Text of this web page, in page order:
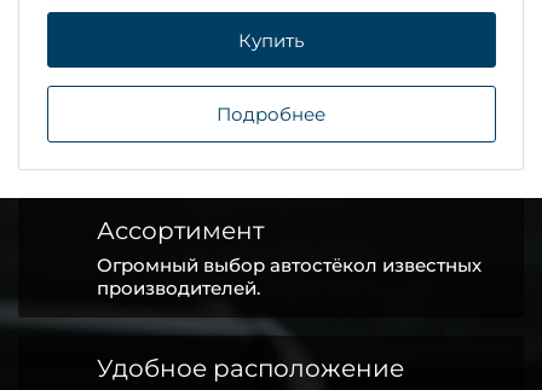
Купить
Подробнее
Ассортимент
Огромный выбор автостёкол известных
производителей.
Удобное расположение